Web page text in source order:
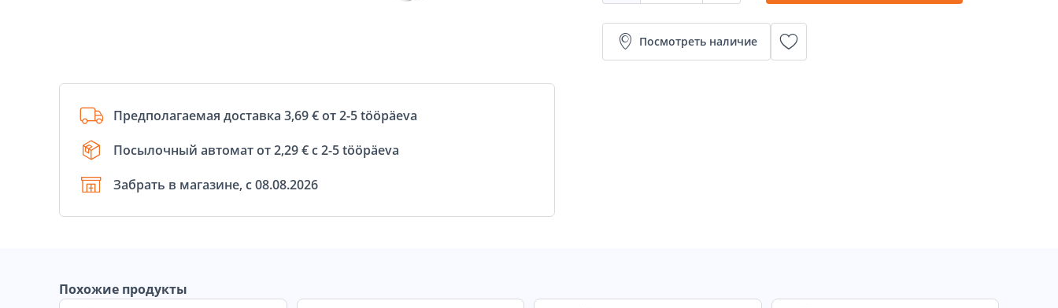
Предполагаемая доставка 3,69 € от 2-5 tööpäeva
Посылочный автомат от 2,29 € с 2-5 tööpäeva
Забрать в магазине, с 08.08.2026
Посмотреть наличие
Похожие продукты